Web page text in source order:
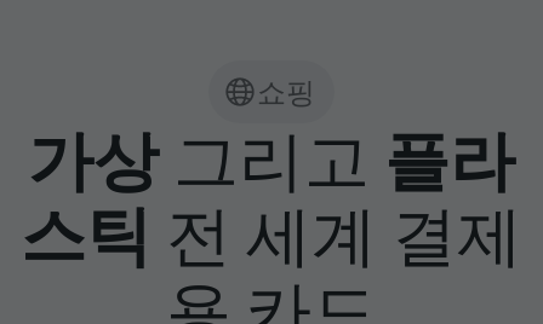
쇼핑
가상그리고 플라
스틱 전 세계 결제